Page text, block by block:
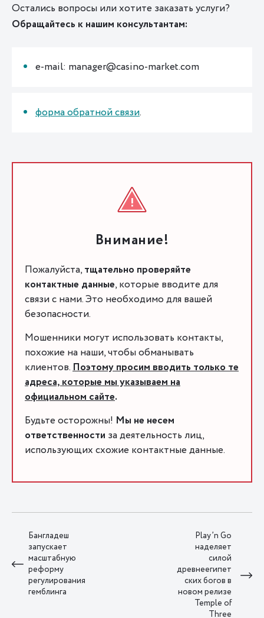
Остались вопросы или хотите заказать услуги?
Обращайтесь к нашим консультантам:
e-mail: manager@casino-market.com
форма обратной связи.
Внимание!
Пожалуйста, тщательно проверяйте
контактные данные, которые вводите для
связи с нами. Это необходимо для вашей
безопасности.
Мошенники могут использовать контакты,
похожие на наши, чтобы обманывать
клиентов.Поэтому просим вводить только те
адреса, которые мы указываем на
официальном сайте.
Будьте осторожны! Мы не несем
ответственности за деятельность лиц,
использующих схожие контактные данные.
Бангладеш
запускает
масштабную
реформу
регулирования
гемблинга
Play’n Go
наделяет
силой
древнеегипет
ских богов в
новом релизе
Temple of
Three